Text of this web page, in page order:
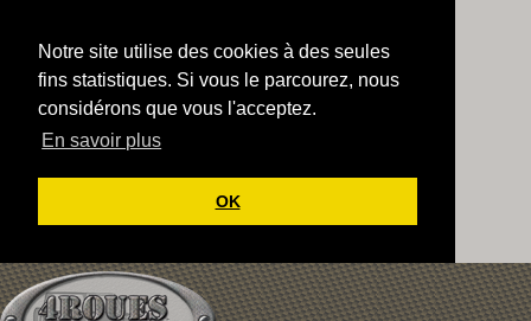
Notre site utilise des cookies à des seules
fins statistiques. Si vous le parcourez, nous
considérons que vous l'acceptez.
En savoir plus
OK